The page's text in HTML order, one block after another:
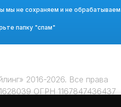
мы не сохраняем и не обрабатываем
папку "спам"
2016-2026. Все права
ОГРН 1167847436437